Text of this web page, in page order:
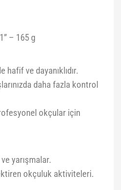
– 165 g
hafif ve dayanıklıdır.
daha fazla kontrol
okçular için
yarışmalar.
okçuluk aktiviteleri.